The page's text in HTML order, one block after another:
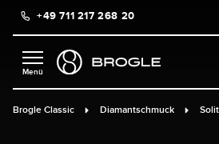
springen
+49 711 217 268 20
Brogle Classic Diamantschmuck